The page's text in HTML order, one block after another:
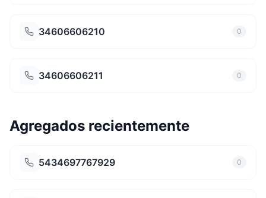
34606606210 0
34606606211 0
Agregados recientemente
5434697767929 0